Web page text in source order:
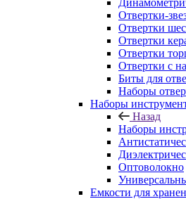
Отвертки-
Отвертки
Отвертки
Отвертки
Отвертки с
Биты для
Наборы
Наборы
Назад
Наборы
Оптоволокно
Емкости для